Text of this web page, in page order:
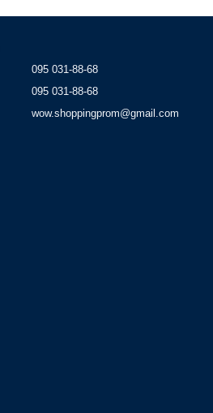
095 031-88-68
095 031-88-68
wow.shoppingprom@gmail.com